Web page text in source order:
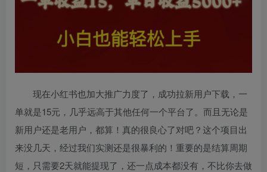
现在小红书也加大推广力度了，成功拉新用户下载，一
单就是15元，几乎远高于其他任何一个平台了。而且无论是
新用户还是老用户，都算！真的很良心了对吧？这个项目出
来没几天，经过我们实测还是很暴利的！重要的是结算周期
短，只需要2天就能提现了，还一点成本都没有，不比你去做